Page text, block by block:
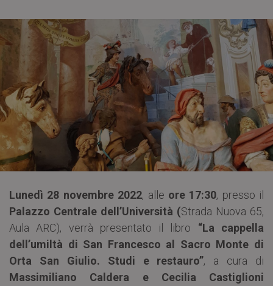
Lunedì 28 novembre 2022, alle ore 17:30, presso il
Palazzo Centrale dell’Università (Strada Nuova 65,
Aula ARC), verrà presentato il libro “La cappella
dell’umiltà di San Francesco al Sacro Monte di
Orta San Giulio. Studi e restauro”, a cura di
Massimiliano Caldera e Cecilia Castiglioni